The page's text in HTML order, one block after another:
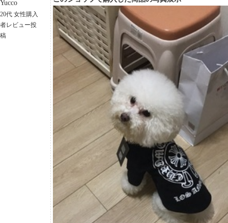
Yucco
20代 女性購入
者レビュー投
稿